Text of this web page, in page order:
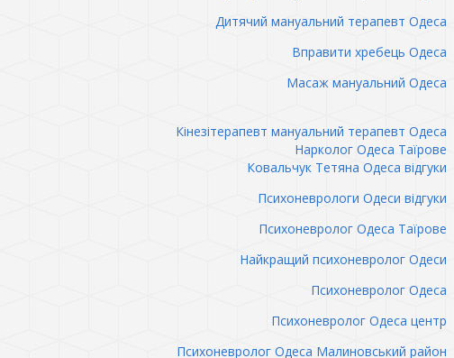
Дитячий мануальний терапевт Одеса
Вправити хребець Одеса
Масаж мануальний Одеса
Кінезітерапевт мануальний терапевт Одеса
Нарколог Одеса Таїрове
Ковальчук Тетяна Одеса відгуки
Психоневрологи Одеси відгуки
Психоневролог Одеса Таїрове
Найкращий психоневролог Одеси
Психоневролог Одеса
Психоневролог Одеса центр
Психоневролог Одеса Малиновський район